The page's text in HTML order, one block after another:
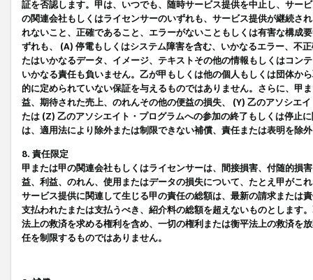
証を否認します。甲は、いつでも、随時サービス提供を中止し、サー
の関連会社もしくはライセンサーのいずれも、サービス提供が継続さ
れないこと、正確であること、エラーがないこともしくは有害な構成
ずれも、 (A) 停電もしくはシステム障害を含む、いかなるエラー、不
たはいかなるデータ、イメージ、テキストその他の情報もしくはコン
いかなる責任も負いません。乙が甲もしくは他の個人もしくは団体か
的に定められていない保証を与えるものではありません。さらに、甲
益、期待された売上、のれんその他の便益の損失、 (Y) 乙のアソシエ
たは (Z) 乙のアソシエイト・プログラムへの参加の終了もしくは停止
は、適用法により除外または制限できない補償、責任または表明を除
8. 責任限定
甲または甲の関連会社もしくはライセンサーは、間接損害、付随的損
益、利益、のれん、使用またはデータの損失について、たとえ甲がこ
サービス提供に関連して生じる甲の責任の総額は、最新の請求または
支払われたまたは支払うべき、紹介料の総額を超えないものとします
法上の救済を求める権利を含め、一切の権利または衡平法上の救済を
任を制限するものではありません。